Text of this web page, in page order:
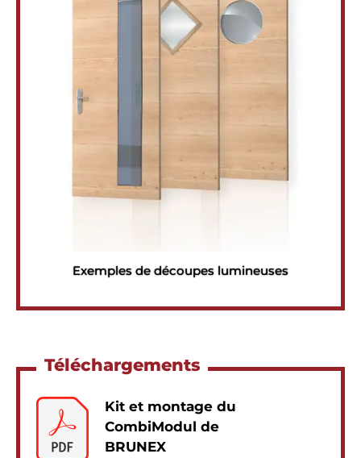
Exemples de découpes lumineuses
Téléchargements
Kit et montage du
CombiModul de
BRUNEX